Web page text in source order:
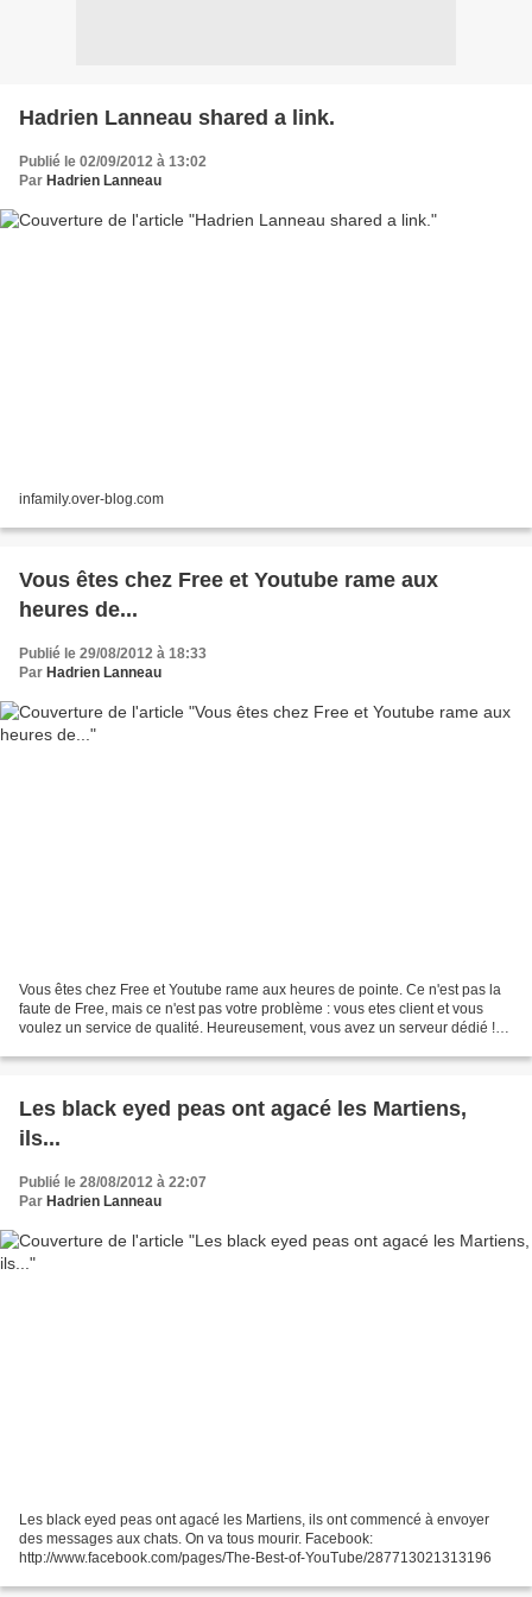
Hadrien Lanneau shared a link.
Publié le 02/09/2012 à 13:02
Par Hadrien Lanneau
infamily.over-blog.com
Vous êtes chez Free et Youtube rame aux
heures de...
Publié le 29/08/2012 à 18:33
Par Hadrien Lanneau
Vous êtes chez Free et Youtube rame aux heures de pointe. Ce n'est pas la
faute de Free, mais ce n'est pas votre problème : vous etes client et vous
voulez un service de qualité. Heureusement, vous avez un serveur dédié !
Les black eyed peas ont agacé les Martiens,
ils...
Publié le 28/08/2012 à 22:07
Par Hadrien Lanneau
Les black eyed peas ont agacé les Martiens, ils ont commencé à envoyer
des messages aux chats. On va tous mourir. Facebook:
http://www.facebook.com/pages/The-Best-of-YouTube/287713021313196